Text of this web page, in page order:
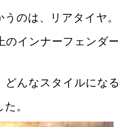
うのは、リアタイヤ。
のインナーフェンダ
どんなスタイルにな
。